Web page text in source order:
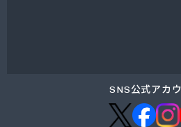
熊谷化学(株) 湘南営業所
SNS公式アカ